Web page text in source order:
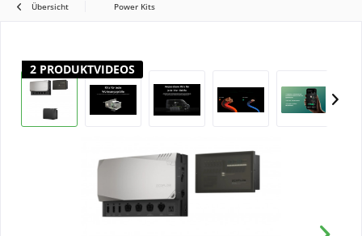
Übersicht Power Kits
2 PRODUKTVIDEOS